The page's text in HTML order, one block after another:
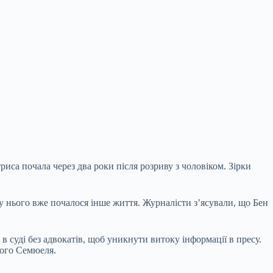
почала через два роки після розриву з чоловіком. Зірки
вже почалося інше життя. Журналісти з’ясували, що Бен
без адвокатів, щоб уникнути витоку інформації в пресу.
Семюеля.